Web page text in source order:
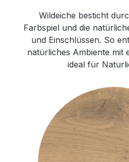
Wildeiche besticht
Farbspiel und die
und Einschlüssen. So
natürliches Ambiente mit
ideal für